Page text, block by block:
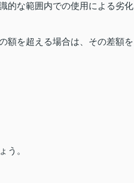
的な範囲内での使用による劣化
額を超える場合は、その差額を
う。